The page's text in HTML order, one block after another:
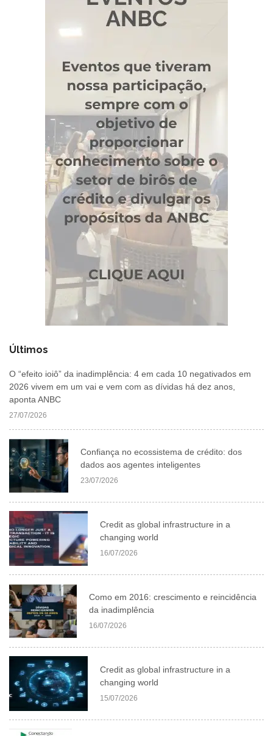
Últimos
O “efeito ioiô” da inadimplência: 4 em cada 10 negativados em
2026 vivem em um vai e vem com as dívidas há dez anos,
aponta ANBC
27/07/2026
Confiança no ecossistema de crédito: dos
dados aos agentes inteligentes
23/07/2026
Credit as global infrastructure in a
changing world
16/07/2026
Como em 2016: crescimento e reincidência
da inadimplência
16/07/2026
Credit as global infrastructure in a
changing world
15/07/2026